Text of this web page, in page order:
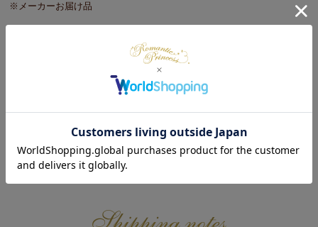
※メーカーお届け品
※この商品はご注文をお受けしてから生産する【オーダー】商品となっ
ておりますので、ご注文いただいてからお届けまで２～３週間程度お時
間をいただきますことをご了承ください。（年末年始・ゴールデンウィ
ーク・お盆等の長期休暇時や新生活繁忙期は、メーカーの都合上、記載
の日程よりお時間をいただく場合がございます。）
※お客様都合によるお申込み後のキャンセル・返品は一切お受けしてお
りません。長期のご不在・受取拒否等で商品が返品されましても商品代
金はご請求させていただきますのでご注意ください。